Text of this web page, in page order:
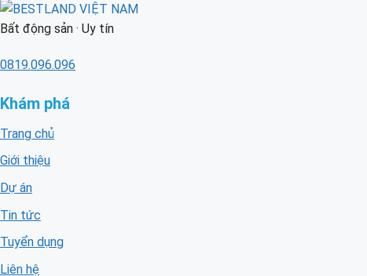
Bất động sản · Uy tín
0819.096.096
Khám phá
Trang chủ
Giới thiệu
Dự án
Tin tức
Tuyển dụng
Liên hệ